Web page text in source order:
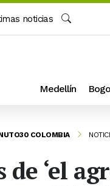
noticias
Buscar
Medellín
COLOMBIA
de ‘el